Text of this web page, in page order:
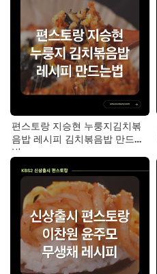
편스토랑 지승현 누룽지김치볶
음밥 레시피 김치볶음밥 만드는
법